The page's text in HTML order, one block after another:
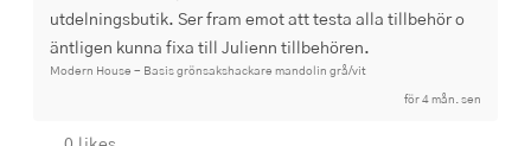
utdelningsbutik. Ser fram emot att testa alla tillbehör o
äntligen kunna fixa till Julienn tillbehören.
Modern House - Basis grönsakshackare mandolin grå/vit
för 4 mån. sen